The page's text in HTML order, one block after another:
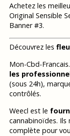
Achetez les
Original Sensible
Banner #3.
Découvrez les
Mon-Cbd-
les
(sous 24h),
contrôlés.
Weecl est le
cannabinoïdes.
complète pour